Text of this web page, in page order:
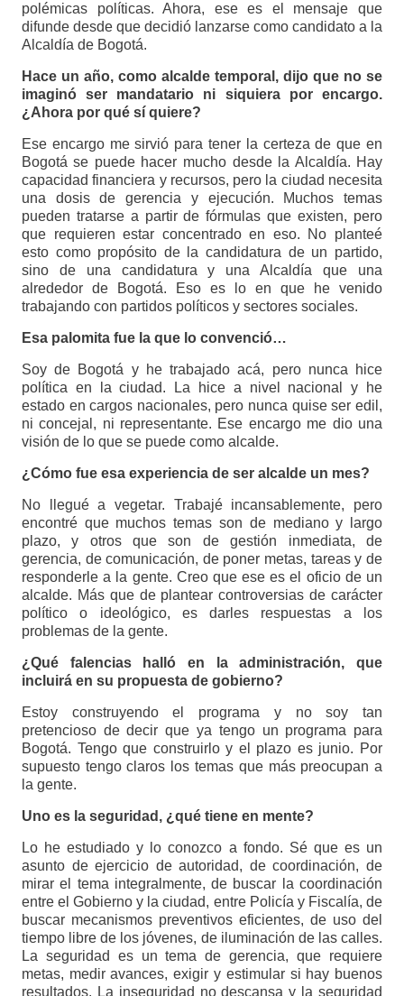
polémicas políticas. Ahora, ese es el mensaje que
difunde desde que decidió lanzarse como candidato a la
Alcaldía de Bogotá.
Hace un año, como alcalde temporal, dijo que no se
imaginó ser mandatario ni siquiera por encargo.
¿Ahora por qué sí quiere?
Ese encargo me sirvió para tener la certeza de que en
Bogotá se puede hacer mucho desde la Alcaldía. Hay
capacidad financiera y recursos, pero la ciudad necesita
una dosis de gerencia y ejecución. Muchos temas
pueden tratarse a partir de fórmulas que existen, pero
que requieren estar concentrado en eso. No planteé
esto como propósito de la candidatura de un partido,
sino de una candidatura y una Alcaldía que una
alrededor de Bogotá. Eso es lo en que he venido
trabajando con partidos políticos y sectores sociales.
Esa palomita fue la que lo convenció…
Soy de Bogotá y he trabajado acá, pero nunca hice
política en la ciudad. La hice a nivel nacional y he
estado en cargos nacionales, pero nunca quise ser edil,
ni concejal, ni representante. Ese encargo me dio una
visión de lo que se puede como alcalde.
¿Cómo fue esa experiencia de ser alcalde un mes?
No llegué a vegetar. Trabajé incansablemente, pero
encontré que muchos temas son de mediano y largo
plazo, y otros que son de gestión inmediata, de
gerencia, de comunicación, de poner metas, tareas y de
responderle a la gente. Creo que ese es el oficio de un
alcalde. Más que de plantear controversias de carácter
político o ideológico, es darles respuestas a los
problemas de la gente.
¿Qué falencias halló en la administración, que
incluirá en su propuesta de gobierno?
Estoy construyendo el programa y no soy tan
pretencioso de decir que ya tengo un programa para
Bogotá. Tengo que construirlo y el plazo es junio. Por
supuesto tengo claros los temas que más preocupan a
la gente.
Uno es la seguridad, ¿qué tiene en mente?
Lo he estudiado y lo conozco a fondo. Sé que es un
asunto de ejercicio de autoridad, de coordinación, de
mirar el tema integralmente, de buscar la coordinación
entre el Gobierno y la ciudad, entre Policía y Fiscalía, de
buscar mecanismos preventivos eficientes, de uso del
tiempo libre de los jóvenes, de iluminación de las calles.
La seguridad es un tema de gerencia, que requiere
metas, medir avances, exigir y estimular si hay buenos
resultados. La inseguridad no descansa y la seguridad